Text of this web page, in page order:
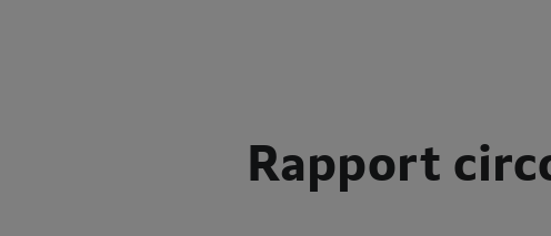
Rapport